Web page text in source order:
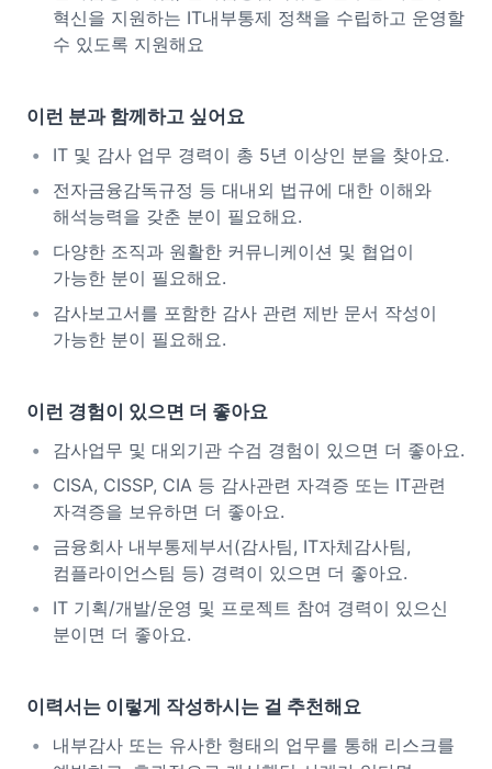
혁신을 지원하는 IT내부통제 정책을 수립하고 운영할
수 있도록 지원해요
이런 분과 함께하고 싶어요
IT 및 감사 업무 경력이 총 5년 이상인 분을 찾아요.
전자금융감독규정 등 대내외 법규에 대한 이해와
해석능력을 갖춘 분이 필요해요.
다양한 조직과 원활한 커뮤니케이션 및 협업이
가능한 분이 필요해요.
감사보고서를 포함한 감사 관련 제반 문서 작성이
가능한 분이 필요해요.
이런 경험이 있으면 더 좋아요
감사업무 및 대외기관 수검 경험이 있으면 더 좋아요.
CISA, CISSP, CIA 등 감사관련 자격증 또는 IT관련
자격증을 보유하면 더 좋아요.
금융회사 내부통제부서(감사팀, IT자체감사팀,
컴플라이언스팀 등) 경력이 있으면 더 좋아요.
IT 기획/개발/운영 및 프로젝트 참여 경력이 있으신
분이면 더 좋아요.
이력서는 이렇게 작성하시는 걸 추천해요
내부감사 또는 유사한 형태의 업무를 통해 리스크를